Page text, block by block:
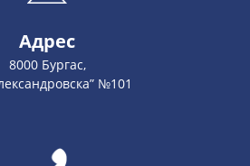
Адрес
8000 Бургас,
№101